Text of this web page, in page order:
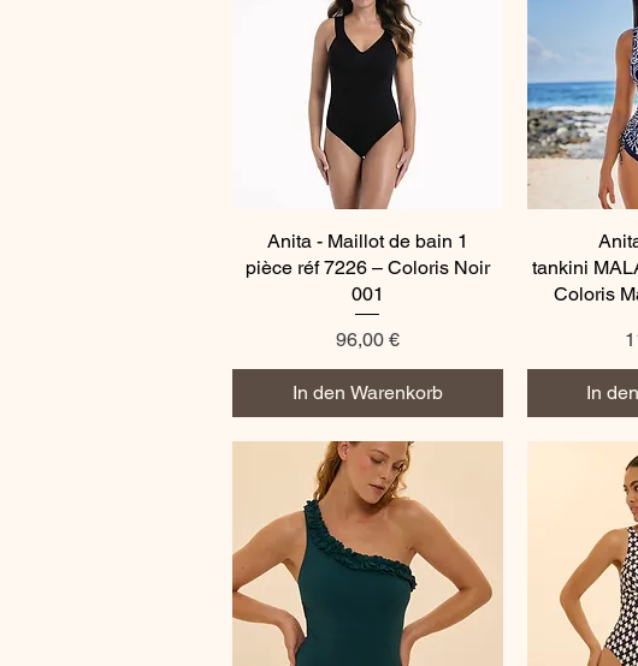
Schnellansicht
Anita - Maillot de bain 1
pièce réf 7226 – Coloris Noir
001
Preis
96,00 €
In den Warenkorb
tankini
Coloris
In